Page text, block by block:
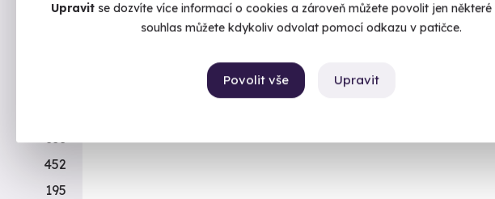
Upravitse dozvíte více informací o cookies a zároveň můžete povolit jen některé
souhlas můžete kdykoliv odvolat pomocí odkazu v patičce.
Upravit
Povolit vše
1 899 Kč 1 799
Volný
31
353
452
195